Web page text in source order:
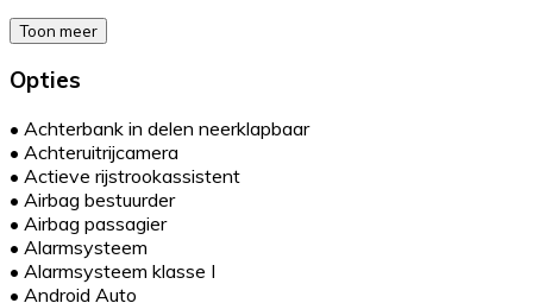
Toon meer
Opties
• Achterbank in delen neerklapbaar
• Achteruitrijcamera
• Actieve rijstrookassistent
• Airbag bestuurder
• Airbag passagier
• Alarmsysteem
• Alarmsysteem klasse I
• Android Auto